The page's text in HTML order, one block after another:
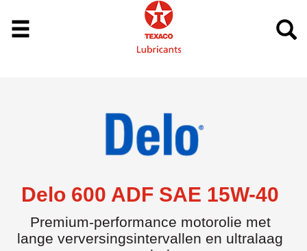
Delo 600 ADF SAE 15W-40
Premium-performance motorolie met
lange verversingsintervallen en ultralaag